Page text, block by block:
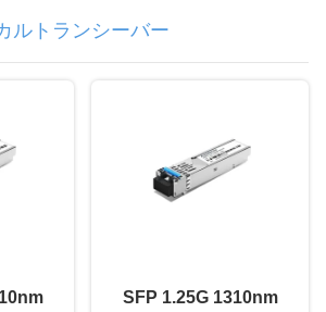
ルトランシーバー
SFP 1.25G 1310nm